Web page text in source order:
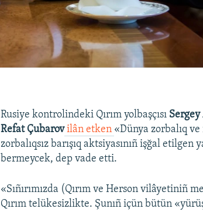
Rusiye kontrolindeki Qırım yolbaşçısı Sergey
Refat Çubarovilân etken «Dünya zorbalıq
zorbalıqsız barışıq aktsiyasınıñ işğal
bermeycek, dep vade etti.
«Sıñırımızda (Qırım ve Herson vilâyetiniñ
Qırım telükesizlikte. Şunıñ içün bütün